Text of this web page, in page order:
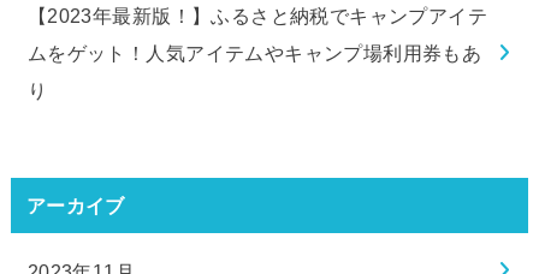
【2023年最新版！】ふるさと納税でキャンプアイテ
ムをゲット！人気アイテムやキャンプ場利用券もあ
り
アーカイブ